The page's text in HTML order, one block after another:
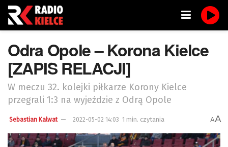
Odra Opole – Korona Kielce
[ZAPIS RELACJI]
W meczu 32. kolejki piłkarze Korony Kielce
przegrali 1:3 na wyjeździe z Odrą Opole
Sebastian Kalwat 2022-05-02 14:03 1 min. czytania AA